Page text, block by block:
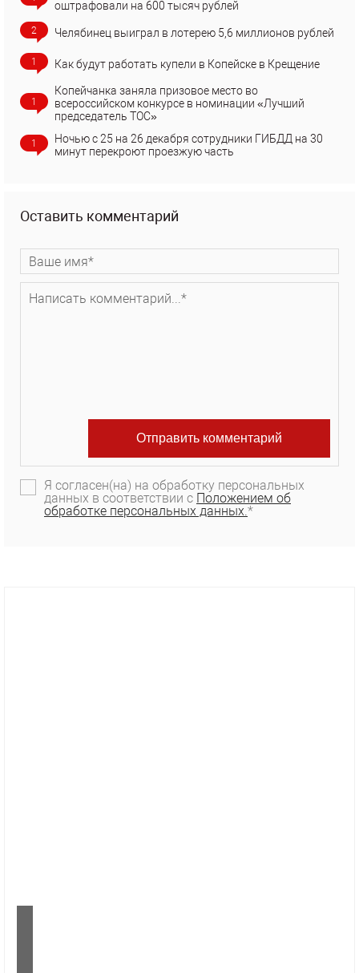
оштрафовали на 600 тысяч рублей
2 Челябинец выиграл в лотерею 5,6 миллионов рублей
1 Как будут работать купели в Копейске в Крещение
1
Копейчанка заняла призовое место во
всероссийском конкурсе в номинации «Лучший
председатель ТОС»
1
Ночью с 25 на 26 декабря сотрудники ГИБДД на 30
минут перекроют проезжую часть
Оставить комментарий
Я согласен(на) на обработку персональных
данных в соответствии с Положением об
обработке персональных данных.*